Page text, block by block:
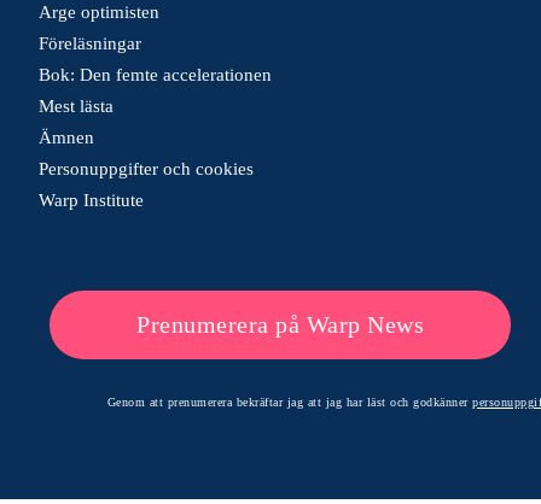
Arge optimisten
Föreläsningar
Bok: Den femte accelerationen
Mest lästa
Ämnen
Personuppgifter och cookies
Warp Institute
Prenumerera på Warp News
Genom att prenumerera bekräftar jag att jag har läst och godkänner